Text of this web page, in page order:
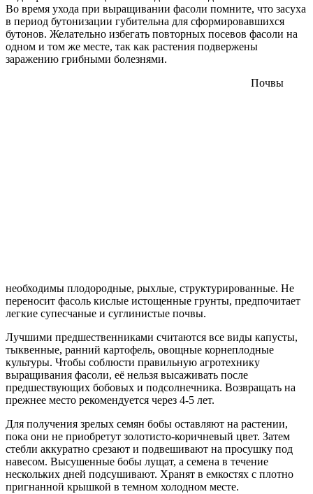
Во время ухода при выращивании фасоли помните, что засуха
в период бутонизации губительна для сформировавшихся
бутонов. Желательно избегать повторных посевов фасоли на
одном и том же месте, так как растения подвержены
заражению грибными болезнями.
Почвы
необходимы плодородные, рыхлые, структурированные. Не
переносит фасоль кислые истощенные грунты, предпочитает
легкие супесчаные и суглинистые почвы.
Лучшими предшественниками считаются все виды капусты,
тыквенные, ранний картофель, овощные корнеплодные
культуры. Чтобы соблюсти правильную агротехнику
выращивания фасоли, её нельзя высаживать после
предшествующих бобовых и подсолнечника. Возвращать на
прежнее место рекомендуется через 4-5 лет.
Для получения зрелых семян бобы оставляют на растении,
пока они не приобретут золотисто-коричневый цвет. Затем
стебли аккуратно срезают и подвешивают на просушку под
навесом. Высушенные бобы лущат, а семена в течение
нескольких дней подсушивают. Хранят в емкостях с плотно
пригнанной крышкой в темном холодном месте.